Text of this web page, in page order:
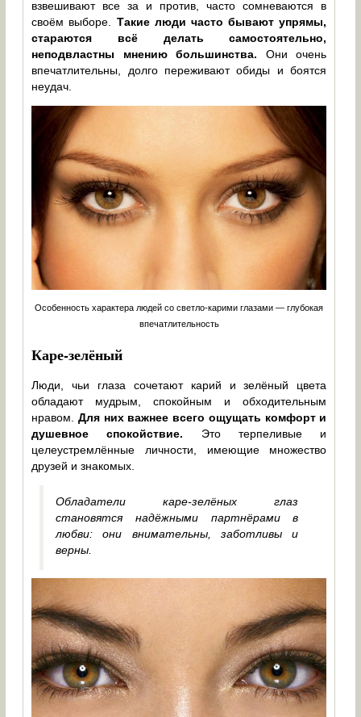
взвешивают все за и против, часто сомневаются в
своём выборе. Такие люди часто бывают упрямы,
стараются всё делать самостоятельно,
неподвластны мнению большинства. Они очень
впечатлительны, долго переживают обиды и боятся
неудач.
Особенность характера людей со светло-карими глазами — глубокая
впечатлительность
Каре-зелёный
Люди, чьи глаза сочетают карий и зелёный цвета
обладают мудрым, спокойным и обходительным
нравом. Для них важнее всего ощущать комфорт и
душевное спокойствие. Это терпеливые и
целеустремлённые личности, имеющие множество
друзей и знакомых.
Обладатели каре-зелёных глаз
становятся надёжными партнёрами в
любви: они внимательны, заботливы и
верны.